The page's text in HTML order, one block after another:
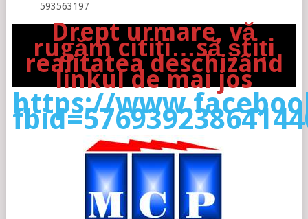
593563197
Drept urmare, vă
rugăm citiți…să știți
realitatea deschizând
linkul de mai jos
https://